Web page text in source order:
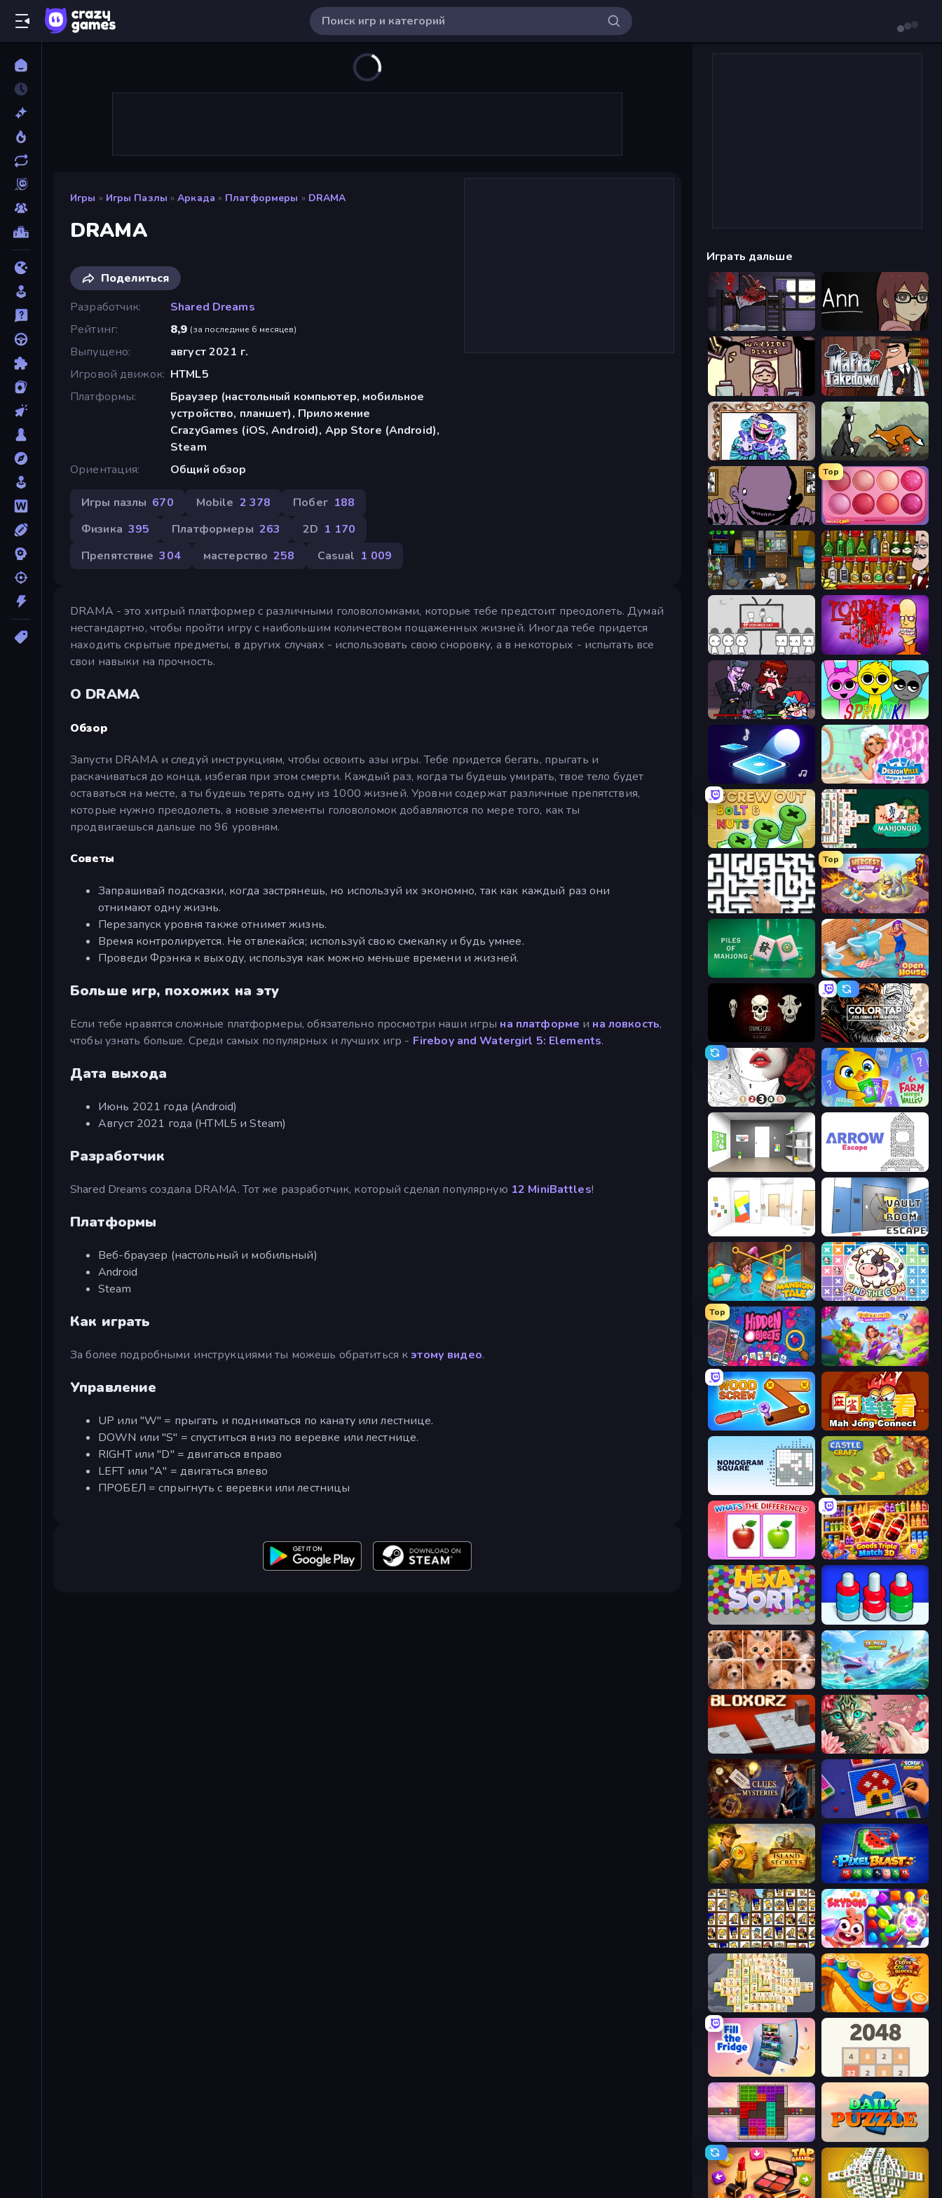
Игры » Игры Пазлы » Аркада » Платформеры » DRAMA
DRAMA
Поделиться
Разработчик
Shared Dreams
Рейтинг
8,9 (за последние 6 месяцев)
Выпущено
август 2021 г.
Игровой движок HTML5
Платформы
Браузер (настольный компьютер, мобильное
устройство, планшет), Приложение
CrazyGames (iOS, Android), App Store (Android),
Steam
Ориентация
Общий обзор
Игры пазлы 670 Mobile 2 378 Побег 188
Физика 395 Платформеры 263 2D 1 170
Препятствие 304 мастерство 258 Casual 1 009
DRAMA - это хитрый платформер с различными головоломками, которые тебе предстоит преодолеть. Думай
нестандартно, чтобы пройти игру с наибольшим количеством пощаженных жизней. Иногда тебе придется
находить скрытые предметы, в других случаях - использовать свою сноровку, а в некоторых - испытать все
свои навыки на прочность.
О DRAMA
Обзор
Запусти DRAMA и следуй инструкциям, чтобы освоить азы игры. Тебе придется бегать, прыгать и
раскачиваться до конца, избегая при этом смерти. Каждый раз, когда ты будешь умирать, твое тело будет
оставаться на месте, а ты будешь терять одну из 1000 жизней. Уровни содержат различные препятствия,
которые нужно преодолеть, а новые элементы головоломок добавляются по мере того, как ты
продвигаешься дальше по 96 уровням.
Советы
Запрашивай подсказки, когда застрянешь, но используй их экономно, так как каждый раз они
отнимают одну жизнь.
Перезапуск уровня также отнимет жизнь.
Время контролируется. Не отвлекайся; используй свою смекалку и будь умнее.
Проведи Фрэнка к выходу, используя как можно меньше времени и жизней.
Больше игр, похожих на эту
Если тебе нравятся сложные платформеры, обязательно просмотри наши игры на платформе и на ловкость,
чтобы узнать больше. Среди самых популярных и лучших игр - Fireboy and Watergirl 5: Elements.
Дата выхода
Июнь 2021 года (Android)
Август 2021 года (HTML5 и Steam)
Разработчик
Shared Dreams создала DRAMA. Тот же разработчик, который сделал популярную 12 MiniBattles!
Платформы
Веб-браузер (настольный и мобильный)
Android
Steam
Как играть
За более подробными инструкциями ты можешь обратиться кэтому видео.
Управление
UP или "W" = прыгать и подниматься по канату или лестнице.
DOWN или "S" = спуститься вниз по веревке или лестнице.
RIGHT или "D" = двигаться вправо
LEFT или "A" = двигаться влево
ПРОБЕЛ = спрыгнуть с веревки или лестницы
Играть дальше
The Visitor
Diner in the Storm Mafia Takedown
Exhibit of Sorrows The Illusionist's Dream
The Owner Is Dead
Top
Piece of Cake: Merge and Bake
Foreign Creature Bartender The Right Mix
We Become What We Behold Load Up and Kill
Friday Night Funkin' Sprunki
Tile Jumper 3D Designville: Merge & Design
Screw Out: Bolts and Nuts Mahjongg Solitaire
Arrow Escape: Puzzle
Top
Mergest Kingdom
Piles of Mahjong Open House
Color Tap: Coloring by Numbers
Numicolor Farm Merge Valley
Paint Room Escape Arrow Escape
Mirror Room Escape Vault Room Escape
Mansion Tale: Merge Secrets Find The Cow
Top
Hidden Objects Fairyland Merge & Magic
Wood Screw: Bolts Puzzle Mahjong Connect (Legacy)
Castle Craft
What's The Difference? Goods Triple Match 3D
Jigpic Solitaire Tropical Merge
Bloxorz Favorite Puzzles
Hidden Object: Clues and Mysteries Screw Sorting
Hidden Objects: Island Secrets Pixel Blast
Tiles of the Simpsons Skydom
Mahjong Online Coffee Color Blocks
Fill The Fridge 2048
Color Cube Puzzle Daily Puzzle